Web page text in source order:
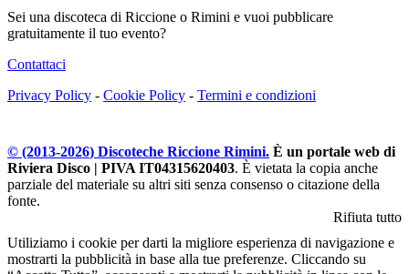
Sei una discoteca di Riccione o Rimini e vuoi pubblicare
gratuitamente il tuo evento?
Contattaci
Privacy Policy - Cookie Policy - Termini e condizioni
© (2013-2026) Discoteche Riccione Rimini. È un portale web di
Riviera Disco | PIVA IT04315620403. È vietata la copia anche
parziale del materiale su altri siti senza consenso o citazione della
fonte.
Rifiuta tutto
Utiliziamo i cookie per darti la migliore esperienza di navigazione e
mostrarti la pubblicità in base alla tue preferenze. Cliccando su